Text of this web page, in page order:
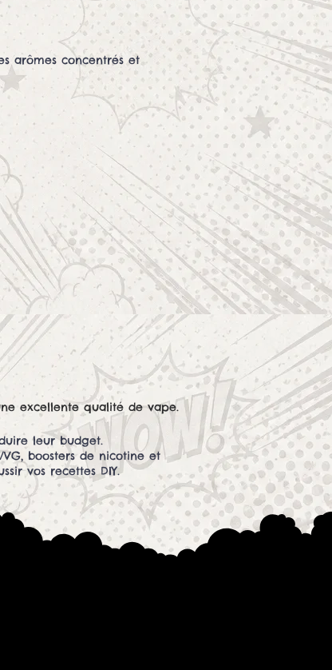
arômes concentrés et
excellente qualité de vape.
leur budget.
boosters de nicotine et
vos recettes DIY.